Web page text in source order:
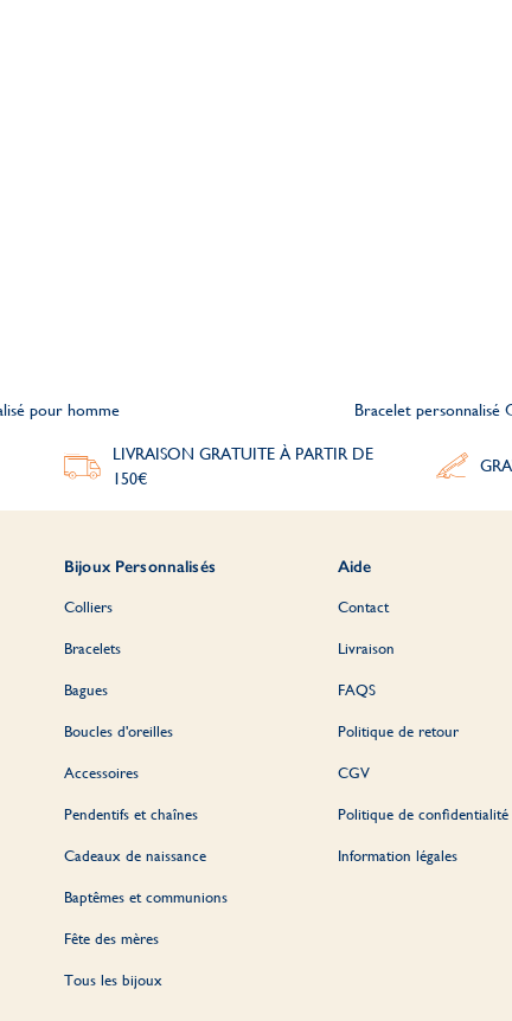
pour homme Bracelet personnalisé
LIVRAISON GRATUITE À PARTIR DE
150€
Bijoux Personnalisés
Colliers
Bracelets
Bagues
Boucles d'oreilles
Accessoires
Pendentifs et chaînes
Cadeaux de naissance
Baptêmes et communions
Fête des mères
Tous les bijoux
Aide
Contact
Livraison
FAQS
Politique de retour
CGV
Politique de confidentialité
Information légales